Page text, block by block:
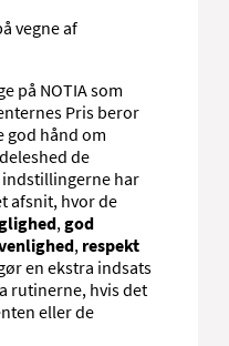
vegne af
på NOTIA som
Pris beror
god hånd om
de
har
afsnit, hvor de
, god
, respekt
en ekstra indsats
rutinerne, hvis det
eller de